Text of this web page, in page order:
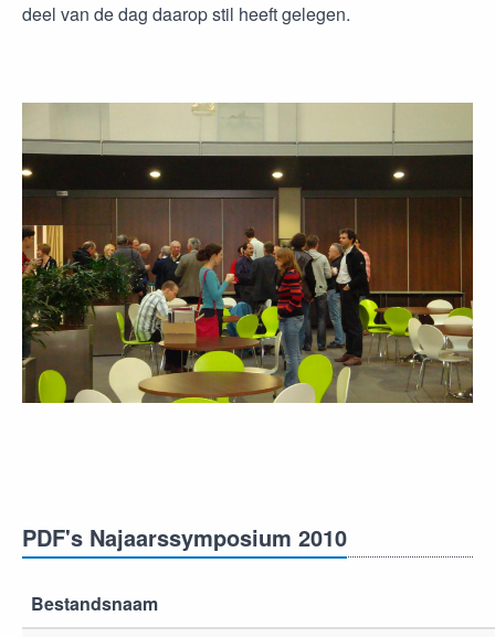
deel van de dag daarop stil heeft gelegen.
PDF's Najaarssymposium 2010
Bestandsnaam